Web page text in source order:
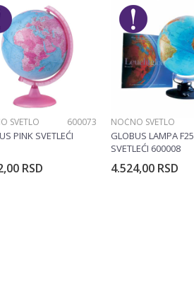
SVETLO 600073
PINK SVETLEĆI
RSD
NOĆNO SVETLO
GLOBUS LAMPA F25
SVETLEĆI 600008
4.524,00 RSD